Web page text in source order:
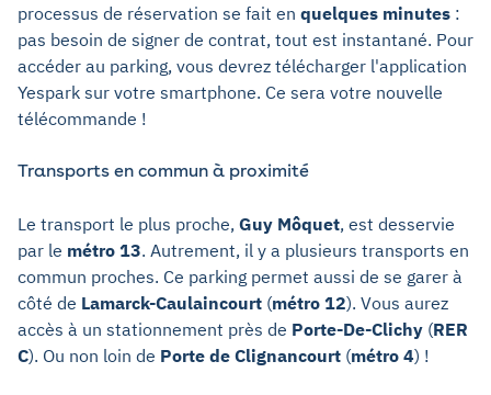
processus de réservation se fait en quelques minutes :
pas besoin de signer de contrat, tout est instantané. Pour
accéder au parking, vous devrez télécharger l'application
Yespark sur votre smartphone. Ce sera votre nouvelle
télécommande !
Transports en commun à proximité
Le transport le plus proche, Guy Môquet, est desservie
par le métro 13. Autrement, il y a plusieurs transports en
commun proches. Ce parking permet aussi de se garer à
côté de Lamarck-Caulaincourt (métro 12). Vous aurez
accès à un stationnement près de Porte-De-Clichy (RER
C). Ou non loin de Porte de Clignancourt (métro 4) !